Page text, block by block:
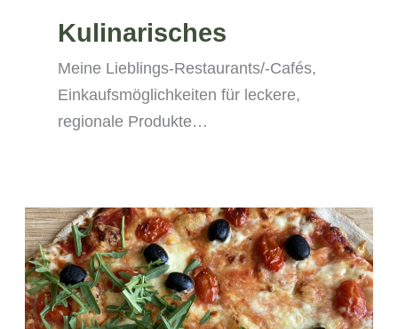
Kulinarisches
Meine Lieblings-Restaurants/-Cafés,
Einkaufsmöglichkeiten für leckere,
regionale Produkte…